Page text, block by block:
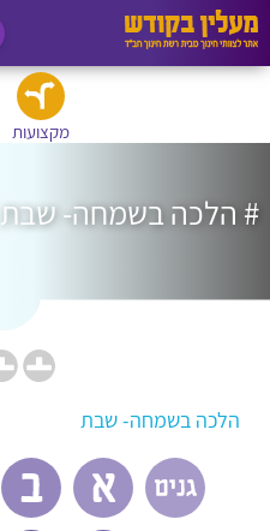
מקצועות
# הלכה בשמחה- שבת
הלכה בשמחה- שבת